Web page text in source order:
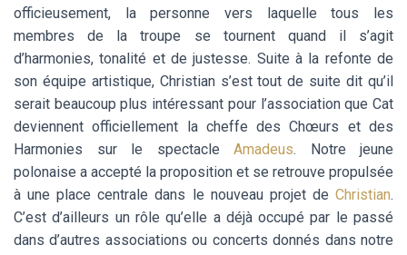
officieusement, la personne vers laquelle tous les
membres de la troupe se tournent quand il s’agit
d’harmonies, tonalité et de justesse. Suite à la refonte de
son équipe artistique, Christian s’est tout de suite dit qu’il
serait beaucoup plus intéressant pour l’association que Cat
deviennent officiellement la cheffe des Chœurs et des
Harmonies sur le spectacle Amadeus. Notre jeune
polonaise a accepté la proposition et se retrouve propulsée
à une place centrale dans le nouveau projet de Christian.
C’est d’ailleurs un rôle qu’elle a déjà occupé par le passé
dans d’autres associations ou concerts donnés dans notre